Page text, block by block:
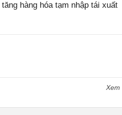
hàng hóa tạm nhập tái xuất